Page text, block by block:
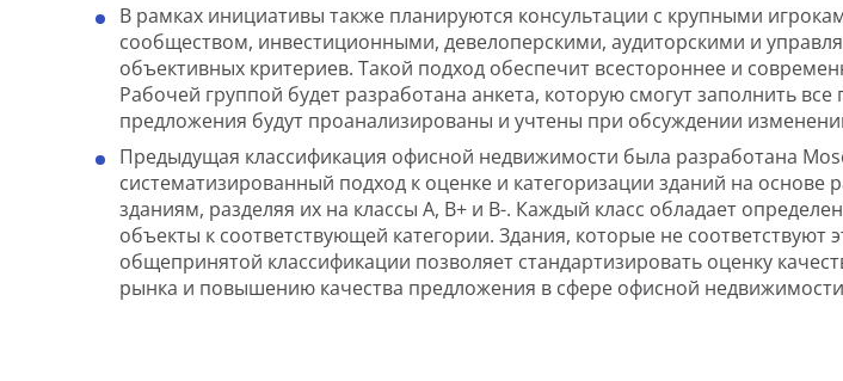
В рамках инициативы также планируются консультации с крупными
сообществом, инвестиционными, девелоперскими, аудиторскими и
объективных критериев. Такой подход обеспечит всестороннее и
Рабочей группой будет разработана анкета, которую смогут заполнить
предложения будут проанализированы и учтены при обсуждении
Предыдущая классификация офисной недвижимости была разработана
систематизированный подход к оценке и категоризации зданий на
зданиям, разделяя их на классы А, В+ и В-. Каждый класс обладает
объекты к соответствующей категории. Здания, которые не
общепринятой классификации позволяет стандартизировать оценку
рынка и повышению качества предложения в сфере офисной